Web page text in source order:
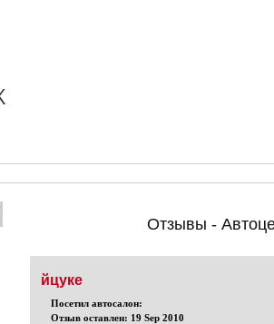
Отзывы -
йцуке
Посетил автосалон:
Отзыв оставлен: 19 Sep 2010